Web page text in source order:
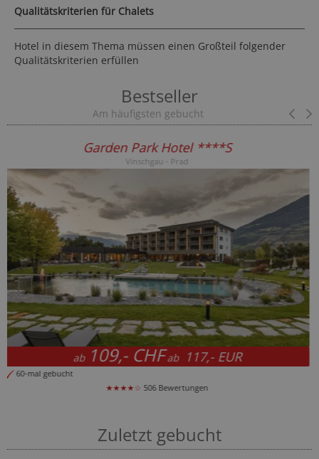
Qualitätskriterien für Chalets
Hotel in diesem Thema müssen einen Großteil folgender
Qualitätskriterien erfüllen
Bestseller
Am häufigsten gebucht
Hotel DAS DORNER ****S
Meran und Umgebung - Algund
ab 168,- CHFab 180,- EUR
50-mal gebucht
★★★★☆ 351 Bewertungen
Zuletzt gebucht